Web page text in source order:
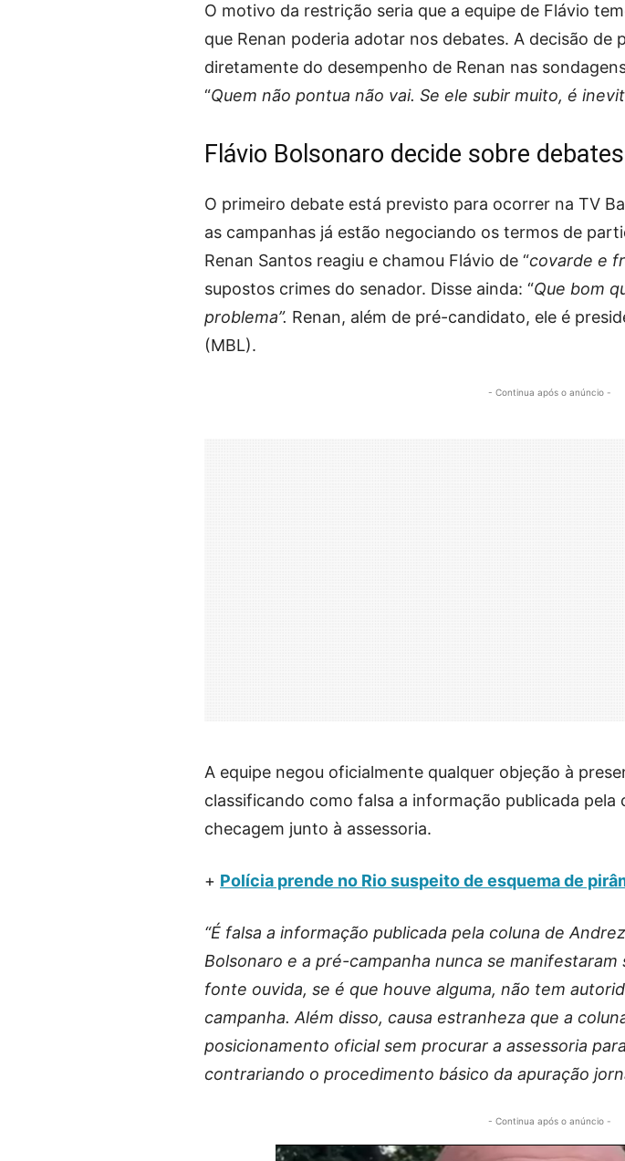
O motivo da restrição seria que a equipe de Flávio
que Renan poderia adotar nos debates. A decisão de
diretamente do desempenho de Renan nas
“Quem não pontua não vai. Se ele subir muito, é
Flávio Bolsonaro decide sobre debates
O primeiro debate está previsto para ocorrer na TV
as campanhas já estão negociando os termos de
Renan Santos reagiu e chamou Flávio de “covarde e
supostos crimes do senador. Disse ainda: “Que bom
problema”. Renan, além de pré-candidato, ele é
(MBL).
- Continua após o anúncio -
A equipe negou oficialmente qualquer objeção à
classificando como falsa a informação publicada
checagem junto à assessoria.
+ Polícia prende no Rio suspeito de esquema de
“É falsa a informação publicada pela coluna de
Bolsonaro e a pré-campanha nunca se
fonte ouvida, se é que houve alguma, não tem
campanha. Além disso, causa estranheza que a
posicionamento oficial sem procurar a assessoria
contrariando o procedimento básico da apuração
- Continua após o anúncio -